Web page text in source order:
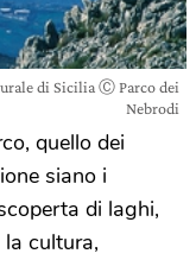
di Sicilia Ⓒ Parco dei
Nebrodi
quello dei
siano i
di laghi,
la cultura,